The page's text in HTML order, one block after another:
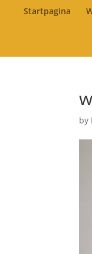
Startpagina
by